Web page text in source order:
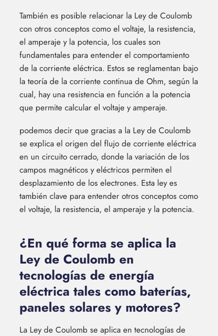
También es posible relacionar la Ley de Coulomb
con otros conceptos como el voltaje, la resistencia,
el amperaje y la potencia, los cuales son
fundamentales para entender el comportamiento
de la corriente eléctrica. Estos se reglamentan bajo
la teoría de la corriente continua de Ohm, según la
cual, hay una resistencia en función a la potencia
que permite calcular el voltaje y amperaje.
podemos decir que gracias a la Ley de Coulomb
se explica el origen del flujo de corriente eléctrica
en un circuito cerrado, donde la variación de los
campos magnéticos y eléctricos permiten el
desplazamiento de los electrones. Esta ley es
también clave para entender otros conceptos como
el voltaje, la resistencia, el amperaje y la potencia.
¿En qué forma se aplica la
Ley de Coulomb en
tecnologías de energía
eléctrica tales como baterías,
paneles solares y motores?
La Ley de Coulomb se aplica en tecnologías de